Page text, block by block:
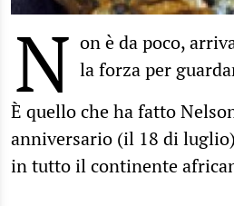
N on è da poco,
la forza per
È quello che ha fatto
anniversario (il 18 di
in tutto il continente